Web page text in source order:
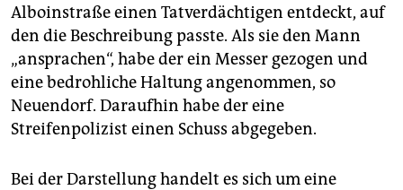
Alboinstraße einen Tatverdächtigen entdeckt, auf
den die Beschreibung passte. Als sie den Mann
„ansprachen“, habe der ein Messer gezogen und
eine bedrohliche Haltung angenommen, so
Neuendorf. Daraufhin habe der eine
Streifenpolizist einen Schuss abgegeben.
Bei der Darstellung handelt es sich um eine